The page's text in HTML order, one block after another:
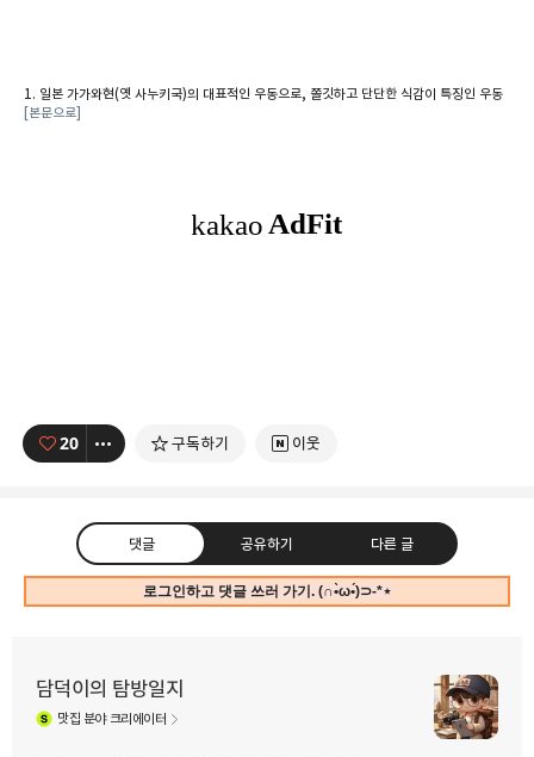
일본 가가와현(옛 사누키국)의 대표적인 우동으로, 쫄깃하고 단단한 식감이 특징인 우동
[본문으로]
20 구독하기 이웃
댓글 공유하기 다른 글
로그인하고 댓글 쓰러 가기. (∩•̀ω•́)⊃-*⋆
담덕이의 탐방일지
맛집 분야 크리에이터
트위터